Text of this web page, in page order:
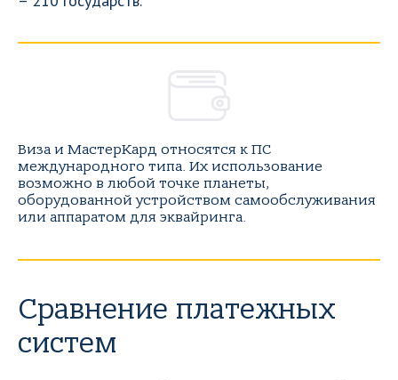
Виза и МастерКард относятся к ПС
международного типа. Их использование
возможно в любой точке планеты,
оборудованной устройством самообслуживания
или аппаратом для эквайринга.
Сравнение платежных
систем